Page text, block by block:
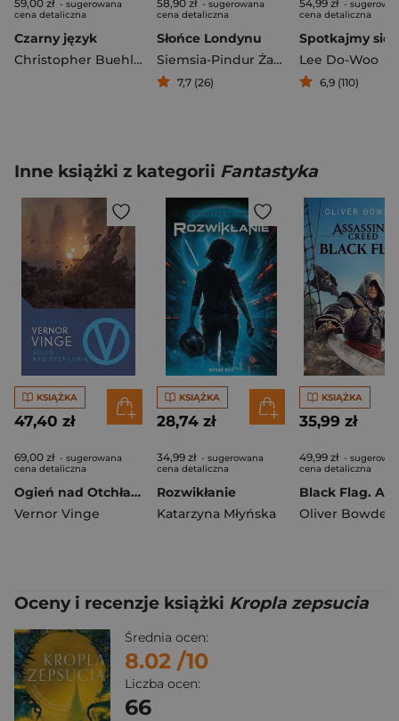
59,00 zł - sugerowana
cena detaliczna
Czarny język
Christopher Buehlman
58,90 zł - sugerowana
cena detaliczna
Słońce Londynu
Siemsia-Pindur Żaneta
7,7 (26)
54,99 zł -
cena detaliczna
Lee Do-Woo
6,9 (110)
Inne książki z kategorii Fantastyka
KSIĄŻKA
47,40 zł
69,00 zł - sugerowana
cena detaliczna
Ogień nad Otchłanią
Vernor Vinge
KSIĄŻKA
28,74 zł
34,99 zł - sugerowana
cena detaliczna
Rozwikłanie
Katarzyna Młyńska
KSIĄŻKA
35,99 zł
49,99 zł -
cena detaliczna
Oliver Bowden
Oceny i recenzje książki Kropla zepsucia
Średnia ocen:
8.02 /10
Liczba ocen:
66